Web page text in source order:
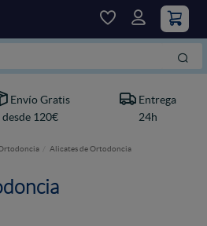
Envío Gratis
desde 120€
Entrega
24h
Alicates de Ortodoncia